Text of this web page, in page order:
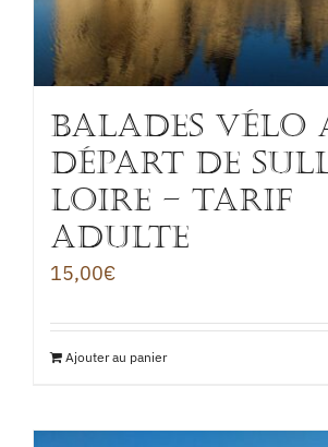
BALADES
départ de
Loire – TARIF
ADULTE
15,00€
Ajouter au panier